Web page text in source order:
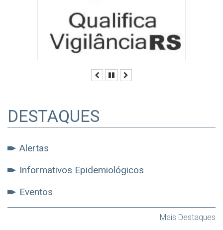
AnteriorPausar
DESTAQUES
Alertas
Informativos Epidemiológicos
Eventos
Mais Destaques